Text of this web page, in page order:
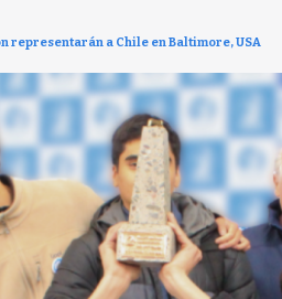
representarán a Chile en Baltimore, USA